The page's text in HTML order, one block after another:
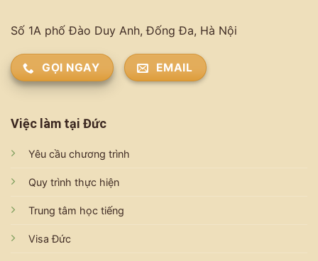
Số 1A phố Đào Duy Anh, Đống Đa, Hà Nội
GỌI NGAY EMAIL
Việc làm tại Đức
Yêu cầu chương trình
Quy trình thực hiện
Trung tâm học tiếng
Visa Đức